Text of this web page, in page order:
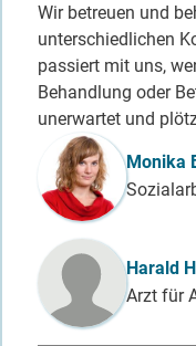
Wir betreuen und
unterschiedlichen
passiert mit uns,
Behandlung oder
unerwartet und
Referent_in
Monika
Harald
Arzt für